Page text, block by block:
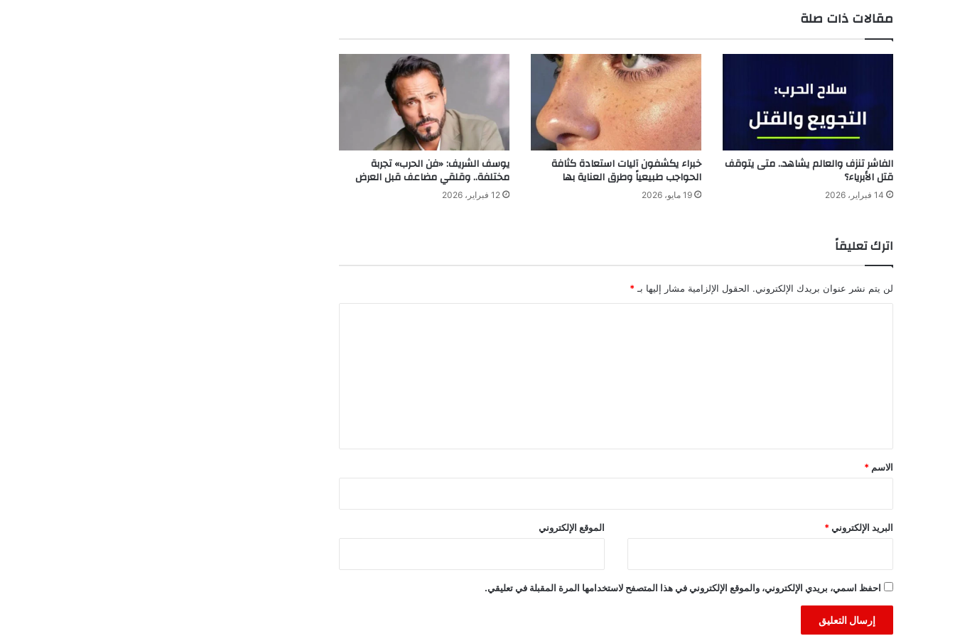
مقالات ذات صلة
الفاشر تنزف والعالم يشاهد.. متى يتوقف
قتل الأبرياء؟
14 فبراير، 2026
خبراء يكشفون آليات استعادة كثافة
الحواجب طبيعياً وطرق العناية بها
19 مايو، 2026
يوسف الشريف: «فن الحرب» تجربة
مختلفة.. وقلقي مضاعف قبل العرض
12 فبراير، 2026
اترك تعليقاً
لن يتم نشر عنوان بريدك الإلكتروني. الحقول الإلزامية مشار إليها بـ *
*
الاسم *
البريد الإلكتروني * الموقع الإلكتروني
احفظ اسمي، بريدي الإلكتروني، والموقع الإلكتروني في هذا المتصفح لاستخدامها المرة المقبلة في تعليقي.